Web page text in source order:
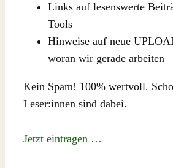
Links auf lesenswerte
Tools
Hinweise auf neue
woran wir gerade arbeiten
Kein Spam! 100% wertvoll.
Leser:innen sind dabei.
Jetzt eintragen …